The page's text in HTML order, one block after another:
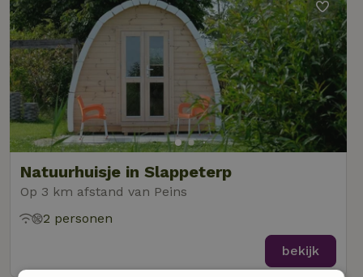
Natuurhuisje in Slappeterp
Op 3 km afstand van Peins
2 personen
bekijk